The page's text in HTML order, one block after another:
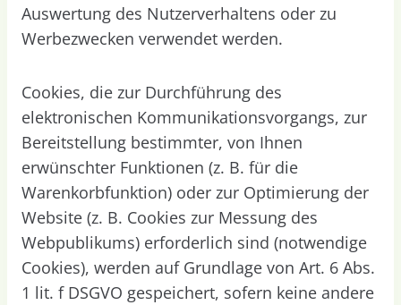
Auswertung des Nutzerverhaltens oder zu
Werbezwecken verwendet werden.
Cookies, die zur Durchführung des
elektronischen Kommunikationsvorgangs, zur
Bereitstellung bestimmter, von Ihnen
erwünschter Funktionen (z. B. für die
Warenkorbfunktion) oder zur Optimierung der
Website (z. B. Cookies zur Messung des
Webpublikums) erforderlich sind (notwendige
Cookies), werden auf Grundlage von Art. 6 Abs.
1 lit. f DSGVO gespeichert, sofern keine andere